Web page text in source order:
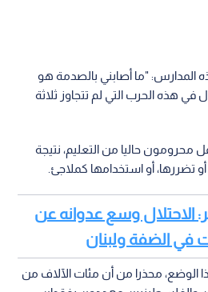
المدارس: "ما أصابني بالصدمة هو
في هذه الحرب التي لم تتجاوز ثلاثة
مليون طفل محرومون حاليا من التعليم، نتيجة
تضررها، أو استخدامها كملاجئ.
الاحتلال وسع عدوانه عن
الضفة ولبنان
الوضع، محذرا من أن مئات الآلاف من